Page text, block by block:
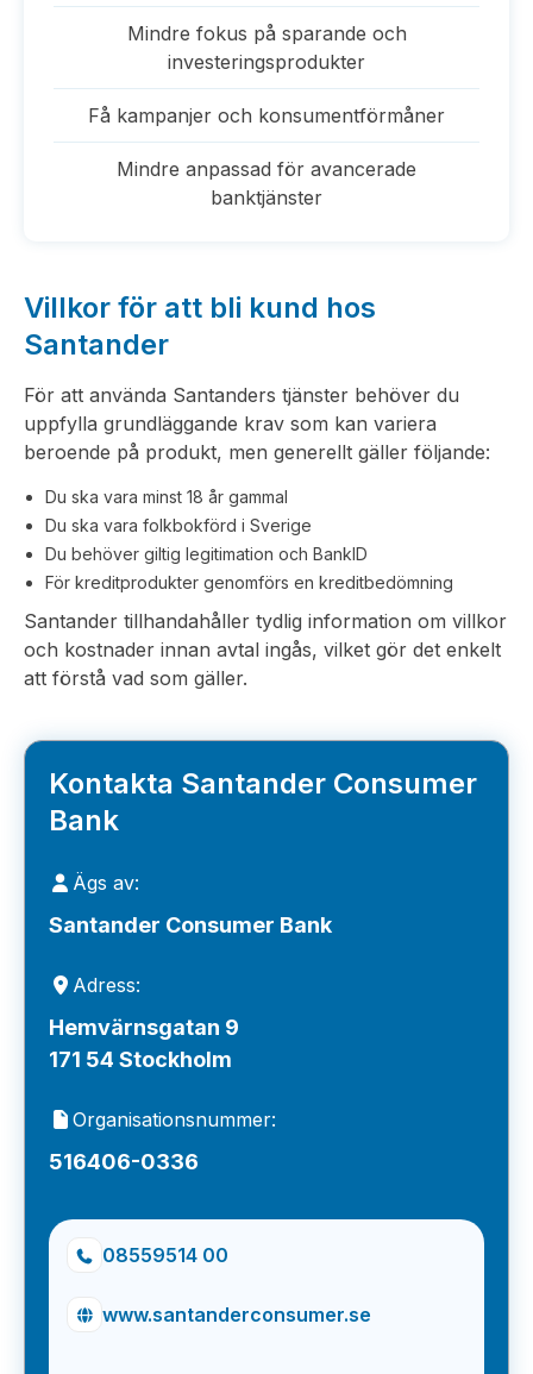
Mindre fokus på sparande och
investeringsprodukter
Få kampanjer och konsumentförmåner
Mindre anpassad för avancerade
banktjänster
Villkor för att bli kund hos
Santander
För att använda Santanders tjänster behöver du
uppfylla grundläggande krav som kan variera
beroende på produkt, men generellt gäller följande:
Du ska vara minst 18 år gammal
Du ska vara folkbokförd i Sverige
Du behöver giltig legitimation och BankID
För kreditprodukter genomförs en kreditbedömning
Santander tillhandahåller tydlig information om villkor
och kostnader innan avtal ingås, vilket gör det enkelt
att förstå vad som gäller.
Kontakta Santander Consumer
Bank
Ägs av:
Santander Consumer Bank
Adress:
Hemvärnsgatan 9
171 54 Stockholm
Organisationsnummer:
516406-0336
08559514 00
www.santanderconsumer.se